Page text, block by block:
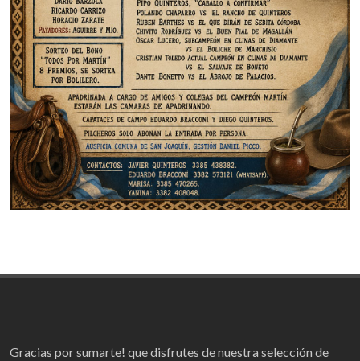
Gracias por sumarte! que disfrutes de nuestra selección de